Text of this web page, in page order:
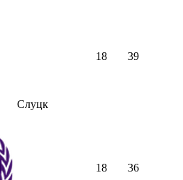
Слуцк
18 39
18 36